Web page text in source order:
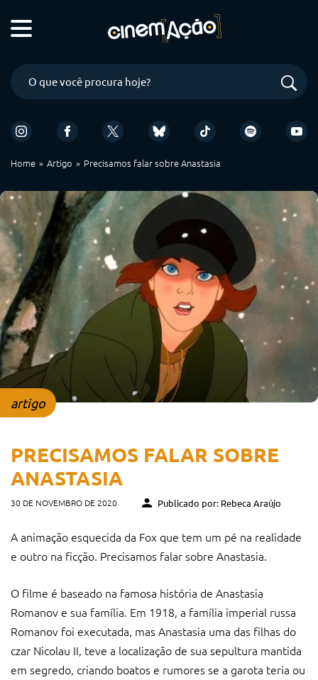
Home Artigo Precisamos falar sobre Anastasia
artigo
PRECISAMOS FALAR SOBRE
ANASTASIA
30 DE NOVEMBRO DE 2020 Publicado por: Rebeca Araújo
A animação esquecida da Fox que tem um pé na realidade
e outro na ficção. Precisamos falar sobre Anastasia.
O filme é baseado na famosa história de Anastasia
Romanov e sua família. Em 1918, a família imperial russa
Romanov foi executada, mas Anastasia uma das filhas do
czar Nicolau II, teve a localização de sua sepultura mantida
em segredo, criando boatos e rumores se a garota teria ou